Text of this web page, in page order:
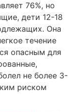
76%, но
дети 12-18
Она
течение
опасным для
не более 3-
риском